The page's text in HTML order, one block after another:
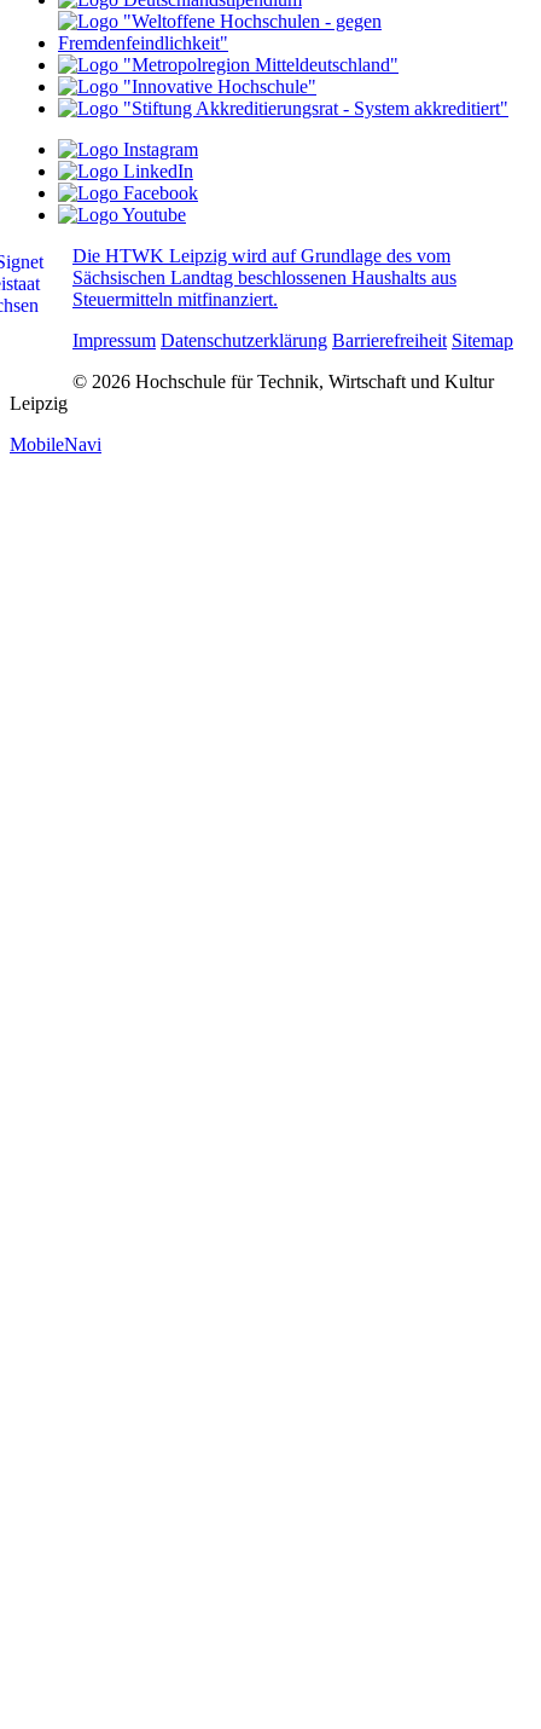
Die HTWK Leipzig wird auf Grundlage des vom
Sächsischen Landtag beschlossenen Haushalts aus
Steuermitteln mitfinanziert.
Impressum Datenschutzerklärung Barrierefreiheit Sitemap
© 2026 Hochschule für Technik, Wirtschaft und Kultur
Leipzig
MobileNavi